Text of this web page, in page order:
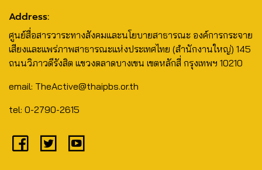
Address:
ศูนย์สื่อสารวาระทางสังคมและนโยบายสาธารณะ องค์การกระจาย
เสียงและแพร่ภาพสาธารณะแห่งประเทศไทย (สำนักงานใหญ่) 145
ถนนวิภาวดีรังสิต แขวงตลาดบางเขน เขตหลักสี่ กรุงเทพฯ 10210
email: TheActive@thaipbs.or.th
tel: 0-2790-2615